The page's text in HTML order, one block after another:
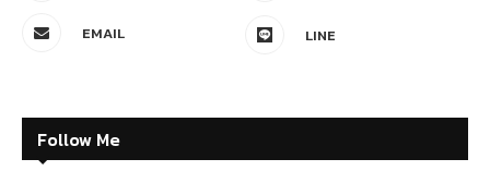
EMAIL LINE
Follow Me